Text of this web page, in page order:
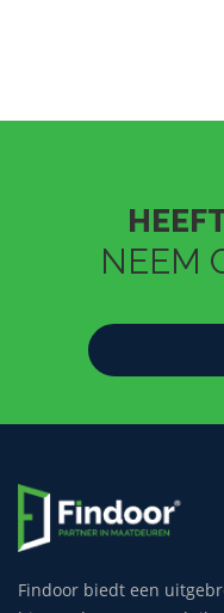
NEEM
Findoor biedt een